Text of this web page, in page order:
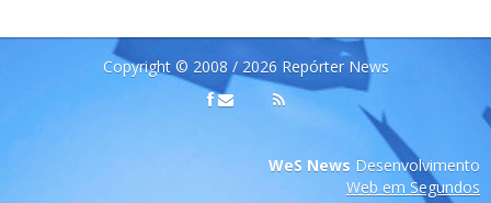
Copyright © 2008 / 2026 Repórter News
WeS News Desenvolvimento
Web em Segundos